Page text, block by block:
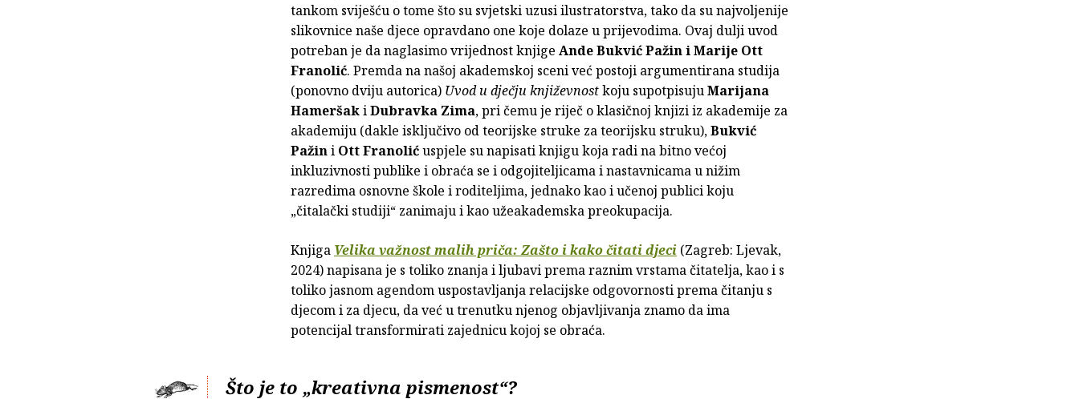
tankom sviješću o tome što su svjetski uzusi ilustratorstva, tako da su najvoljenije
slikovnice naše djece opravdano one koje dolaze u prijevodima. Ovaj dulji uvod
potreban je da naglasimo vrijednost knjige Ande Bukvić Pažin i Marije Ott
Franolić. Premda na našoj akademskoj sceni već postoji argumentirana studija
(ponovno dviju autorica) Uvod u dječju književnostkoju supotpisujuMarijana
HameršakiDubravka Zima, pri čemu je riječ o klasičnoj knjizi iz akademije za
akademiju (dakle isključivo od teorijske struke za teorijsku struku),Bukvić
Pažini Ott Franolićuspjele su napisati knjigu koja radi na bitno većoj
inkluzivnosti publike i obraća se i odgojiteljicama i nastavnicama u nižim
razredima osnovne škole i roditeljima, jednako kao i učenoj publici koju
„čitalački studiji“ zanimaju i kao užeakademska preokupacija.
Knjiga Velika važnost malih priča: Zašto i kako čitati djeci (Zagreb: Ljevak,
2024) napisana je s toliko znanja i ljubavi prema raznim vrstama čitatelja, kao i s
toliko jasnom agendom uspostavljanja relacijske odgovornosti prema čitanju s
djecom i za djecu, da već u trenutku njenog objavljivanja znamo da ima
potencijal transformirati zajednicu kojoj se obraća.
Što je to „kreativna pismenost“?